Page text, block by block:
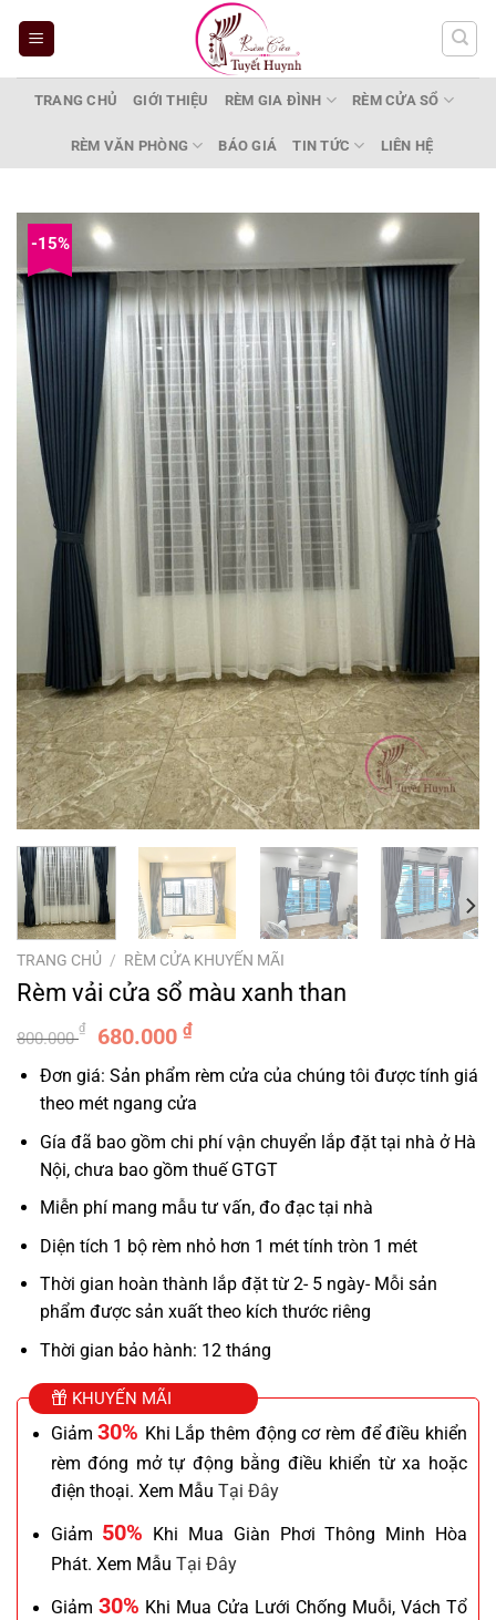
dungTRANG CHỦ GIỚI THIỆU RÈM GIA ĐÌNH RÈM CỬA SỔ
RÈM VĂN PHÒNG BÁO GIÁ TIN TỨC LIÊN HỆ
-15%
TRANG CHỦ / RÈM CỬA KHUYẾN MÃI
Rèm vải cửa sổ màu xanh than
800.000
₫
Giá
gốc
là:
800.000 ₫.
680.000 ₫Giá
hiện
tại
là:
680.000 ₫.
Đơn giá: Sản phẩm rèm cửa của chúng tôi được tính giá
theo mét ngang cửa
Gía đã bao gồm chi phí vận chuyển lắp đặt tại nhà ở Hà
Nội, chưa bao gồm thuế GTGT
Miễn phí mang mẫu tư vấn, đo đạc tại nhà
Diện tích 1 bộ rèm nhỏ hơn 1 mét tính tròn 1 mét
Thời gian hoàn thành lắp đặt từ 2- 5 ngày- Mỗi sản
phẩm được sản xuất theo kích thước riêng
Thời gian bảo hành: 12 tháng
KHUYẾN MÃI
Giảm30% Khi Lắp thêm động cơ rèm để điều khiển
rèm đóng mở tự động bằng điều khiển từ xa hoặc
điện thoại. Xem Mẫu Tại Đây
Giảm 50% Khi Mua Giàn Phơi Thông Minh Hòa
Phát. Xem Mẫu Tại Đây
Giảm 30% Khi Mua Cửa Lưới Chống Muỗi, Vách Tổ